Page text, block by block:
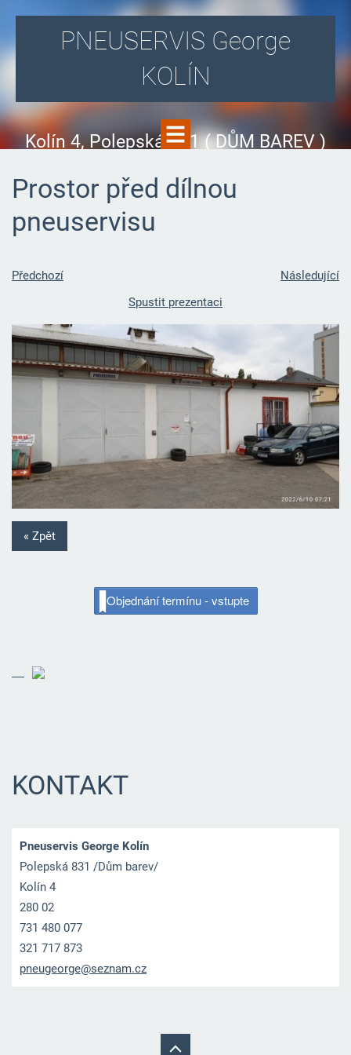
PNEUSERVIS George
KOLÍN
Kolín 4, Polepská 831 ( DŮM BAREV )
Prostor před dílnou
pneuservisu
Předchozí
Následující
Spustit prezentaci
« Zpět
Objednání termínu - vstupte
KONTAKT
Pneuservis George Kolín
Polepská 831 /Dům barev/
Kolín 4
280 02
731 480 077
321 717 873
pneugeorge@seznam.cz